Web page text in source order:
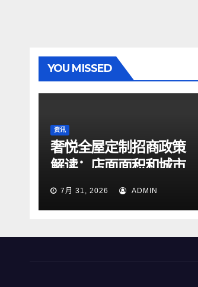
YOU MISSED
资讯
奢悦全屋定制招商政策
解读：店面面积和城市
选择有哪些要求
7月 31, 2026 ADMIN